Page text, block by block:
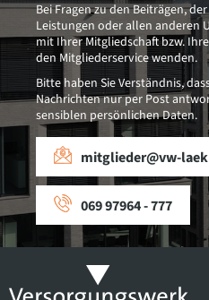
Bei Fragen zu den Beiträgen,
Leistungen oder allen anderen
mit Ihrer Mitgliedschaft bzw.
den Mitgliederservice wenden.
Bitte haben Sie Verständnis,
Nachrichten nur per Post
sensiblen persönlichen Daten.
mitglieder@vw-
069 97964 - 777